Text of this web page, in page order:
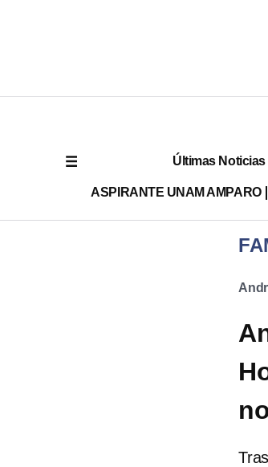
Últimas Noticias
ASPIRANTE UNAM AMPARO